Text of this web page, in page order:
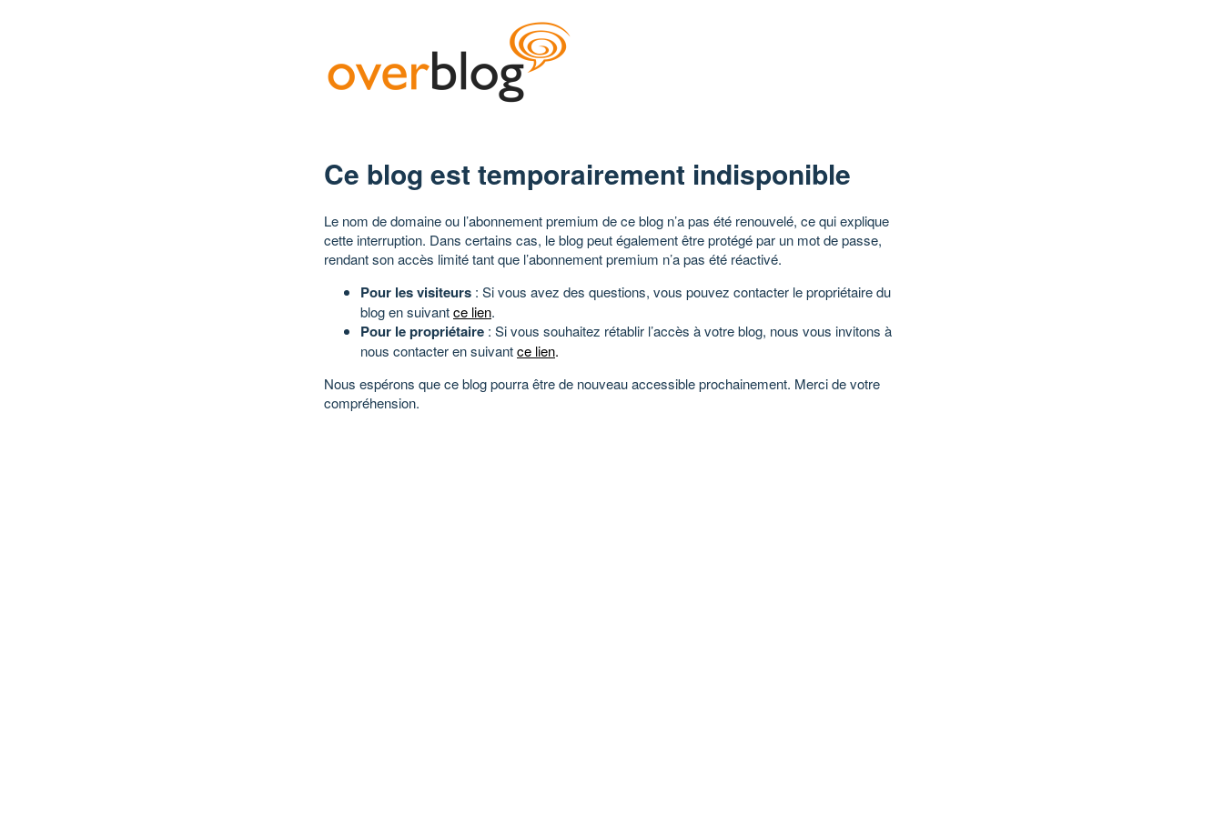
Ce blog est temporairement indisponible
Le nom de domaine ou l’abonnement premium de ce blog n’a pas été renouvelé, ce qui explique
cette interruption. Dans certains cas, le blog peut également être protégé par un mot de passe,
rendant son accès limité tant que l’abonnement premium n’a pas été réactivé.
Pour les visiteurs : Si vous avez des questions, vous pouvez contacter le propriétaire du
blog en suivantce lien.
Pour le propriétaire : Si vous souhaitez rétablir l’accès à votre blog, nous vous invitons à
nous contacter en suivantce lien.
Nous espérons que ce blog pourra être de nouveau accessible prochainement. Merci de votre
compréhension.